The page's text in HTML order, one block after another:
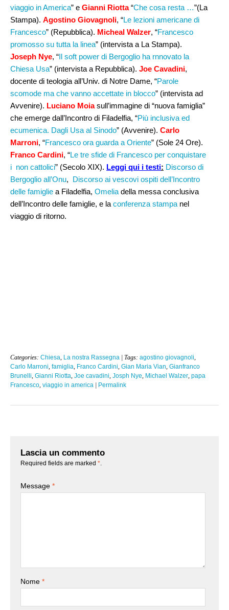
viaggio in America” e Gianni Riotta“Che cosa resta …”(La
Stampa). Agostino Giovagnoli, “Le lezioni americane di
Francesco” (Repubblica). Micheal Walzer, “Francesco
promosso su tutta la linea” (intervista a La Stampa).
Joseph Nye, “Il soft power di Bergoglio ha rnnovato la
Chiesa Usa” (intervista a Repubblica). Joe Cavadini,
docente di teologia all’Univ. di Notre Dame, “Parole
scomode ma che vanno accettate in blocco” (intervista ad
Avvenire). Luciano Moiasull’immagine di “nuova famiglia”
che emerge dall’Incontro di Filadelfia, “Più inclusiva ed
ecumenica. Dagli Usa al Sinodo” (Avvenire). Carlo
Marroni, “Francesco ora guarda a Oriente” (Sole 24 Ore).
Franco Cardini, “Le tre sfide di Francesco per conquistare
i non cattolici” (Secolo XIX). Leggi qui i testi: Discorso di
Bergoglio all’Onu, Discorso ai vescovi ospiti dell’Incontro
delle famiglie a Filadelfia, Omelia della messa conclusiva
dell’Incontro delle famiglie, e la conferenza stampa nel
viaggio di ritorno.
Categories: Chiesa La nostra Rassegna | Tags: agostino giovagnoli
Carlo Marroni famiglia Franco Cardini Gian Maria Vian Gianfranco
Brunelli Gianni Riotta Joe cavadini Josph Nye Michael Walzer papa
Francesco viaggio in america | Permalink
Lascia un commento
Required fields are marked *
Message *
Nome *